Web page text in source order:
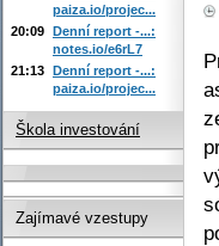
paiza.io/projec...
20:09 Denní report -...:
notes.io/e6rL7
21:13 Denní report -...:
paiza.io/projec...
Škola investování
Zajímavé vzestupy